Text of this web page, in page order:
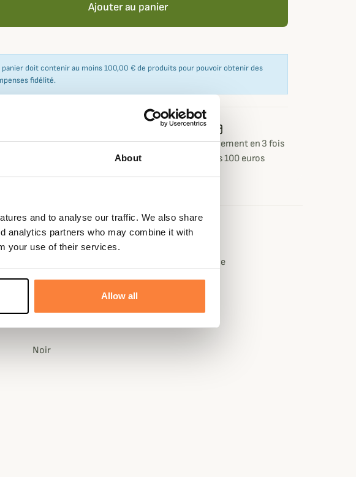
About
and to analyse our traffic. We also share
analytics partners who may combine it with
your use of their services.
Allow all
Ajouter au panier
panier doit contenir au moins 100,00 € de produits pour pouvoir obtenir des
fidélité.
dans la
Échange ou retour Paiement sécurisé Paiement en 3 fois
dès 100 euros
62% polyester 32% élasthanne 6% polyamide
France
Noir